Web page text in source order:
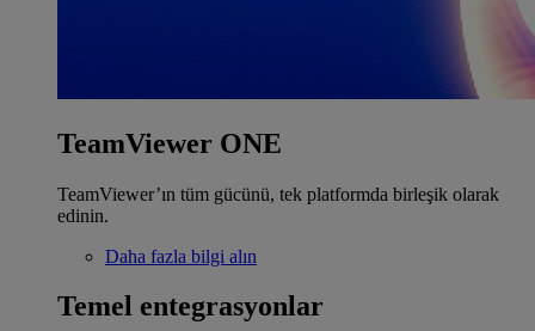
TeamViewer ONE
TeamViewer’ın tüm gücünü, tek platformda birleşik olarak
edinin.
Daha fazla bilgi alın
Temel entegrasyonlar